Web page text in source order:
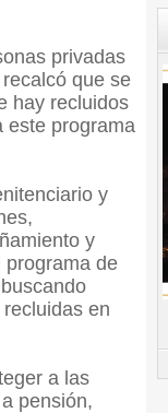
privadas
que se
hay recluidos
este programa
y
y
programa de
en
a las
pensión,